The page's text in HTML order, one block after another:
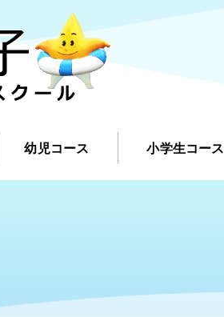
幼児コース 小学生コース